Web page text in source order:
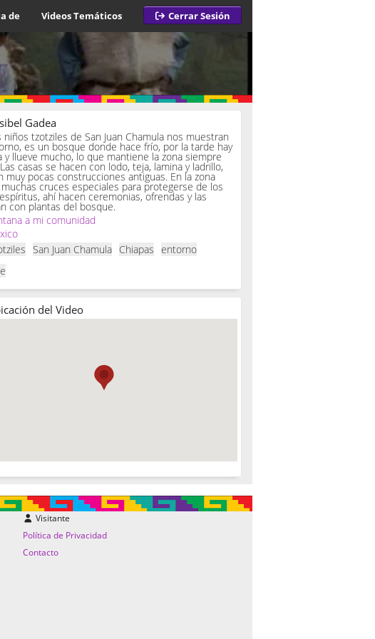
de Videos Temáticos Cerrar Sesión
Gadea
niños tzotziles de San Juan Chamula nos muestran
es un bosque donde hace frío, por la tarde hay
y llueve mucho, lo que mantiene la zona siempre
casas se hacen con lodo, teja, lamina y ladrillo,
muy pocas construcciones antiguas. En la zona
cruces especiales para protegerse de los
ahí hacen ceremonias, ofrendas y las
con plantas del bosque.
a mi comunidad
San Juan Chamula Chiapas entorno
del Video
Visitante
Política de Privacidad
Contacto